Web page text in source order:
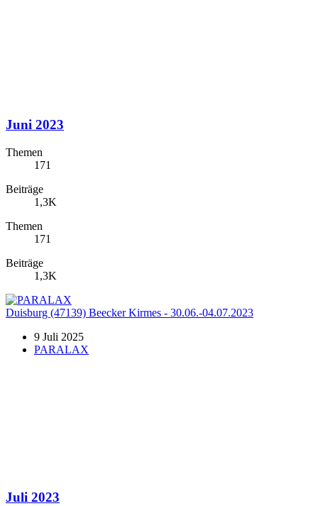
Juni 2023
Themen
171
Beiträge
1,3K
Themen
171
Beiträge
1,3K
Duisburg (47139) Beecker Kirmes - 30.06.-04.07.2023
9 Juli 2025
PARALAX
Juli 2023